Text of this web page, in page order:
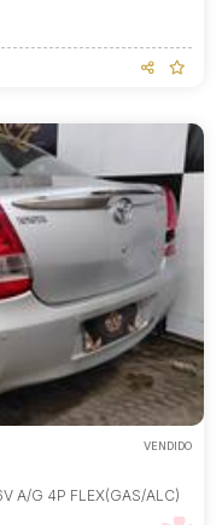
VENDIDO
A/G 4P FLEX(GAS/ALC)